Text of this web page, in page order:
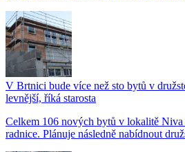
V Brtnici bude více než sto bytů v
levnější, říká starosta
Celkem 106 nových bytů v lokalitě
radnice. Plánuje následně nabídnout